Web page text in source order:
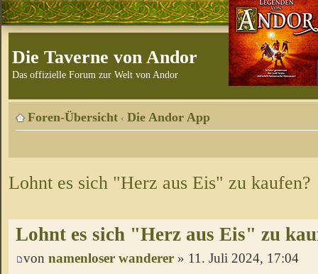
Die Taverne von Andor
Das offizielle Forum zur Welt von Andor
Foren-Übersicht ‹ Die Andor App
Lohnt es sich "Herz aus Eis" zu kaufen?
Lohnt es sich "Herz aus Eis" zu
von namenloser wanderer » 11. Juli 2024, 17:04